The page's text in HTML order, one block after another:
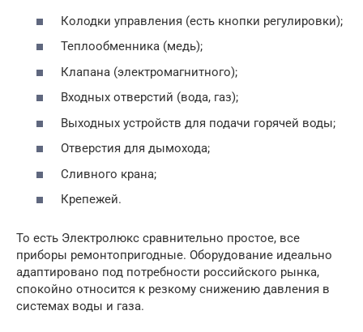
Колодки управления (есть кнопки регулировки);
Теплообменника (медь);
Клапана (электромагнитного);
Входных отверстий (вода, газ);
Выходных устройств для подачи горячей воды;
Отверстия для дымохода;
Сливного крана;
Крепежей.
То есть Электролюкс сравнительно простое, все
приборы ремонтопригодные. Оборудование идеально
адаптировано под потребности российского рынка,
спокойно относится к резкому снижению давления в
системах воды и газа.